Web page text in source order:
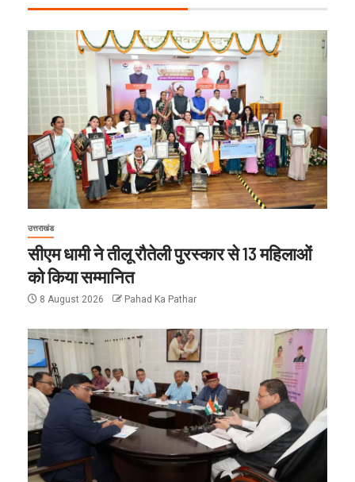
उत्तराखंड
सीएम धामी ने तीलू रौतेली पुरस्कार से 13 महिलाओं
को किया सम्मानित
8 August 2026 Pahad Ka Pathar